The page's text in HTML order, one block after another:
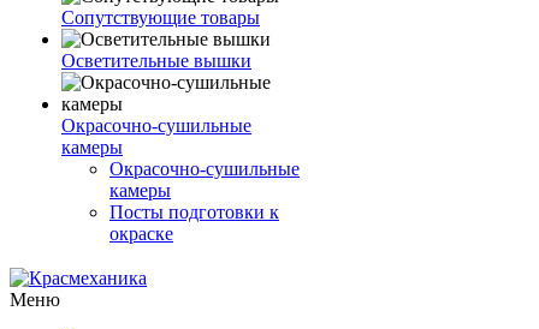
Сопутствующие товары
Осветительные вышки
Окрасочно-сушильные
камеры
Окрасочно-сушильные
камеры
Посты подготовки к
окраске
Меню